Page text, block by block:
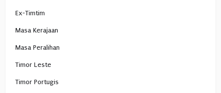
Ex-Timtim
Masa Kerajaan
Masa Peralihan
Timor Leste
Timor Portugis